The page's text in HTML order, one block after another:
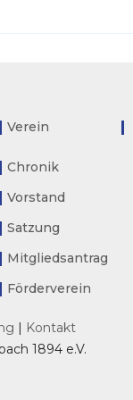
Verein
Chronik
Vorstand
Satzung
Mitgliedsantrag
Förderverein
Kontakt
1894 e.V.